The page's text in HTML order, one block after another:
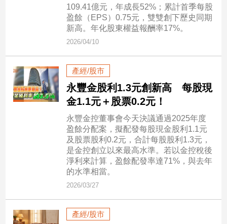
術
／
文
創
／
動
109.41億元，年成長52%；累計首季每股
盈餘（EPS）0.75元，雙雙創下歷史同期
新高。年化股東權益報酬率17%。
2026/04/10
產經/股市
永豐金股利1.3元創新高 每股現
金1.1元＋股票0.2元！
永豐金控董事會今天決議通過2025年度
盈餘分配案，擬配發每股現金股利1.1元
及股票股利0.2元，合計每股股利1.3元，
是金控創立以來最高水準。若以金控稅後
淨利來計算，盈餘配發率達71%，與去年
的水準相當。
2026/03/27
產經/股市